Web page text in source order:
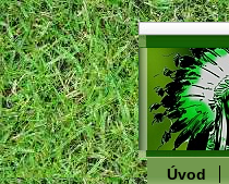
Úvod